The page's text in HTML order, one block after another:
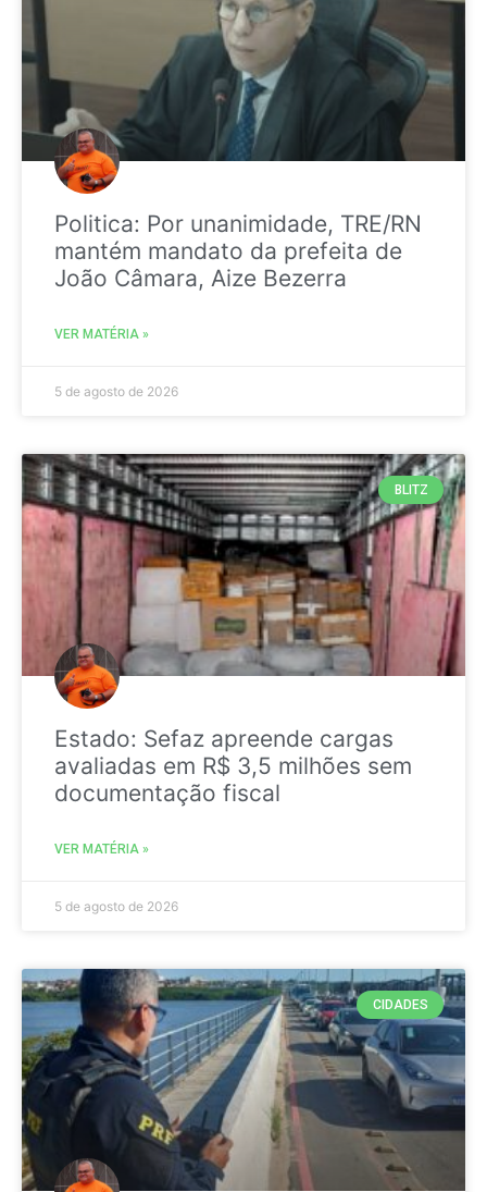
Politica: Por unanimidade, TRE/RN
mantém mandato da prefeita de
João Câmara, Aize Bezerra
VER MATÉRIA »
5 de agosto de 2026
BLITZ
Estado: Sefaz apreende cargas
avaliadas em R$ 3,5 milhões sem
documentação fiscal
VER MATÉRIA »
5 de agosto de 2026
CIDADES